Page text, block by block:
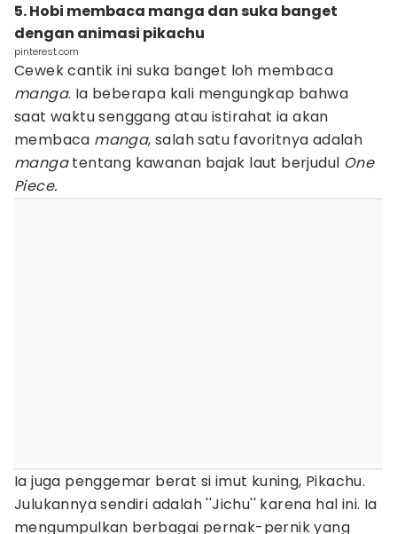
5. Hobi membaca manga dan suka banget
dengan animasi pikachu
pinterest.com
Cewek cantik ini suka banget loh membaca
manga. Ia beberapa kali mengungkap bahwa
saat waktu senggang atau istirahat ia akan
membaca manga, salah satu favoritnya adalah
mangatentang kawanan bajak laut berjudul One
Piece.
Ia juga penggemar berat si imut kuning, Pikachu.
Julukannya sendiri adalah ''Jichu'' karena hal ini. Ia
mengumpulkan berbagai pernak-pernik yang